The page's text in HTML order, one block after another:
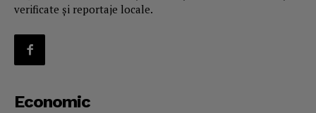
verificate și reportaje locale.
Economic